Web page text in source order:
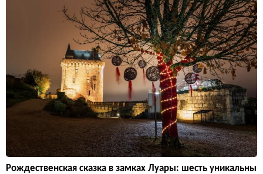
Рождественская сказка в замках Луары: шесть уникальны